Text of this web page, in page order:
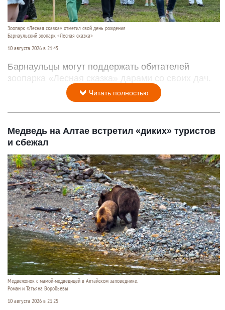
Зоопарк «Лесная сказка» отметил свой день рождения
Барнаульский зоопарк «Лесная сказка»
10 августа 2026 в 21:45
Барнаульцы могут поддержать обитателей
зоопарка «Лесная сказка» дарами со своих дач.
Читать полностью
Медведь на Алтае встретил «диких» туристов
и сбежал
Медвежонок с мамой-медведицей в Алтайском заповеднике.
Роман и Татьяна Воробьевы
10 августа 2026 в 21:25